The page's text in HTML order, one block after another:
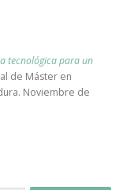
tecnológica para un
de Máster en
Noviembre de